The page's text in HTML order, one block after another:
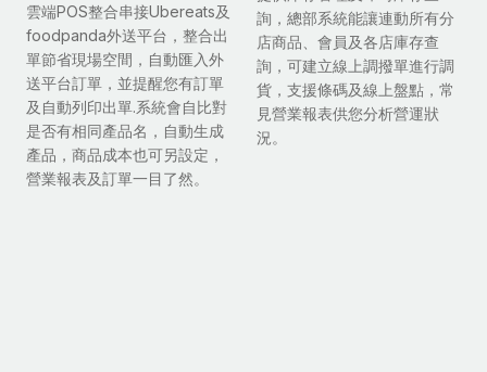
雲端POS整合串接Ubereats及
foodpanda外送平台，整合出
單節省現場空間，自動匯入外
送平台訂單，並提醒您有訂單
及自動列印出單.系統會自比對
是否有相同產品名，自動生成
產品，商品成本也可另設定，
營業報表及訂單一目了然。
詢，總部系統能讓連動所有分
店商品、會員及各店庫存查
詢，可建立線上調撥單進行調
貨，支援條碼及線上盤點，常
見營業報表供您分析營運狀
況。